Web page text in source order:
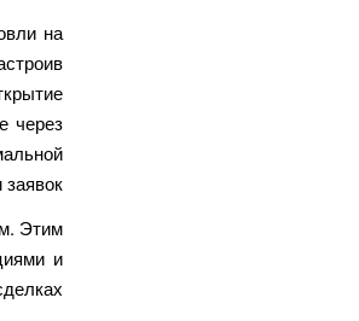
на
через
Этим
и